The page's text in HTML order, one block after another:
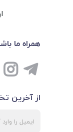
همراه ما
از آخرین